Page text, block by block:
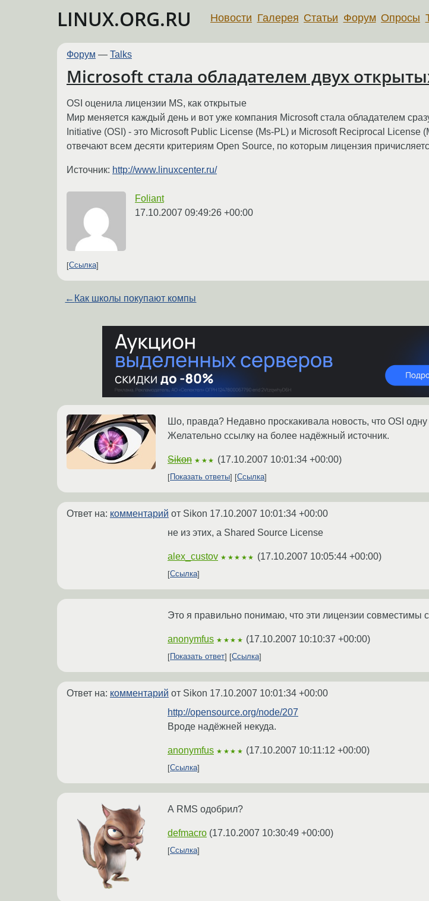
LINUX.ORG.RU Новости Галерея Статьи Форум Опросы
Форум — Talks
Microsoft стала обладателем двух
OSI оценила лицензии MS, как открытые
Мир меняется каждый день и вот уже компания Microsoft стала обладателем
Initiative (OSI) - это Microsoft Public License (Ms-PL) и Microsoft Reciprocal
отвечают всем десяти критериям Open Source, по которым лицензия
Источник: http://www.linuxcenter.ru/
Foliant
17.10.2007 09:49:26 +00:00
Ссылка
← Как школы покупают компы
Шо, правда? Недавно проскакивала новость, что OSI одну
Желательно ссылку на более надёжный источник.
Sikon ★★★ (17.10.2007 10:01:34 +00:00)
Показать ответы Ссылка
Ответ на: комментарий от Sikon 17.10.2007 10:01:34 +00:00
не из этих, а Shared Source License
alex_custov ★★★★★ (17.10.2007 10:05:44 +00:00)
Ссылка
Это я правильно понимаю, что эти лицензии совместимы
anonymfus ★★★★ (17.10.2007 10:10:37 +00:00)
Показать ответ Ссылка
Ответ на: комментарий от Sikon 17.10.2007 10:01:34 +00:00
http://opensource.org/node/207
Вроде надёжней некуда.
anonymfus ★★★★ (17.10.2007 10:11:12 +00:00)
Ссылка
А RMS одобрил?
defmacro (17.10.2007 10:30:49 +00:00)
Ссылка